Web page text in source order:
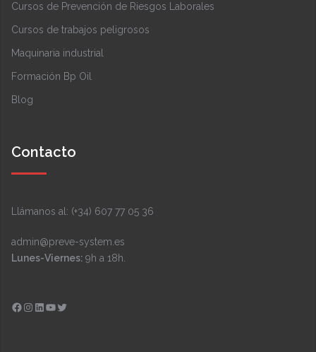
Cursos de Prevención de Riesgos Laborales
Cursos de trabajos peligrosos
Maquinaria industrial
Formación Bp Oil
Blog
Contacto
Llámanos al: (+34) 607 77 05 36
admin@preve-system.es
Lunes-Viernes: 9h a 18h.
Facebook Instagram LinkedIn YouTube Twitter